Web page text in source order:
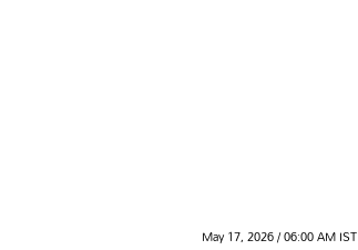
May 17, 2026 / 06:00 AM IST